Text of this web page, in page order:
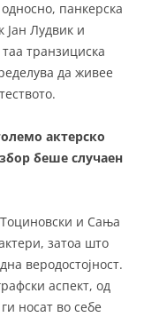
панкерска
Јан Лудвик и
транзициска
да живее
актерско
беше случаен
и Сања
затоа што
веродостојност.
аспект, од
носат во себе